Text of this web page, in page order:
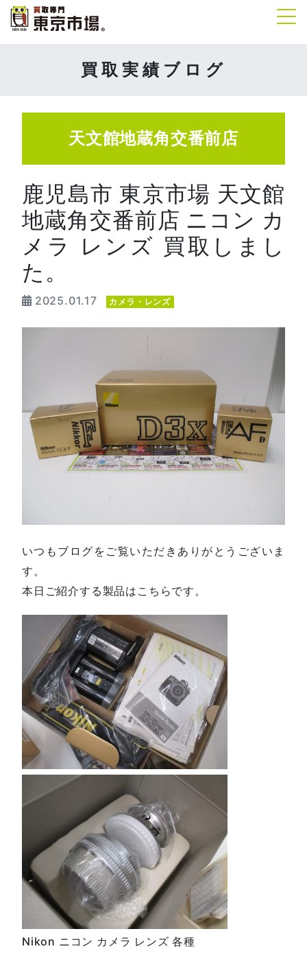
買取実績ブログ
天文館地蔵角交番前店
鹿児島市 東京市場 天文館
地蔵角交番前店 ニコン カ
メラ レンズ 買取しまし
た。
2025.01.17 カメラ・レンズ
いつもブログをご覧いただきありがとうございま
す。
本日ご紹介する製品はこちらです。
Nikon ニコン カメラ レンズ 各種